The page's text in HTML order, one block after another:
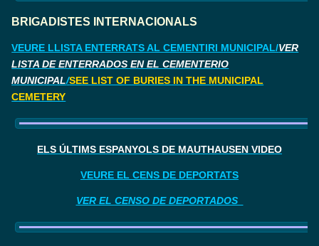
BRIGADISTES INTERNACIONALS
VEURE LLISTA ENTERRATS AL CEMENTIRI MUNICIPAL/VER
LISTA DE ENTERRADOS EN EL CEMENTERIO
MUNICIPAL/SEE LIST OF BURIES IN THE MUNICIPAL
CEMETERY
ELS ÚLTIMS ESPANYOLS DE MAUTHAUSEN VIDEO
VEURE EL CENS DE DEPORTATS
VER EL CENSO DE DEPORTADOS